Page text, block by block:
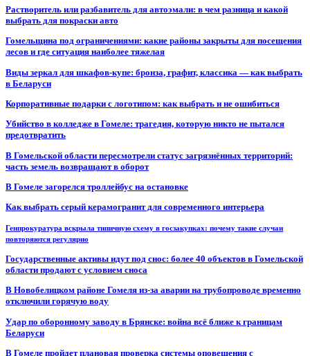
Растворитель или разбавитель для автоэмали: в чем разница и какой
выбрать для покраски авто
Гомельщина под ограничениями: какие районы закрыты для посещения
лесов и где ситуация наиболее тяжелая
Виды зеркал для шкафов-купе: бронза, графит, классика — как выбрать
в Беларуси
Корпоративные подарки с логотипом: как выбрать и не ошибиться
Убийство в колледже в Гомеле: трагедия, которую никто не пытался
предотвратить
В Гомельской области пересмотрели статус загрязнённых территорий:
часть земель возвращают в оборот
В Гомеле загорелся троллейбус на остановке
Как выбрать серый керамогранит для современного интерьера
Генпрокуратура вскрыла типичную схему в госзакупках: почему такие случаи
повторяются регулярно
Государственные активы идут под снос: более 40 объектов в Гомельской
области продают с условием сноса
В Новобелицком районе Гомеля из-за аварии на трубопроводе временно
отключили горячую воду
Удар по оборонному заводу в Брянске: война всё ближе к границам
Беларуси
В Гомеле пройдет плановая проверка системы оповещения с